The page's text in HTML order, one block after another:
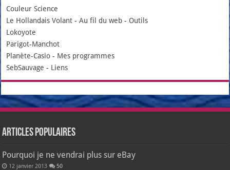
Couleur Science
Le Hollandais Volant -Au fil du web - Outils
Lokoyote
Parigot-Manchot
Planète-Casio - Mes programmes
SebSauvage - Liens
Articles populaires
Pourquoi je ne vendrai plus sur eBay
12 janvier 2013 50